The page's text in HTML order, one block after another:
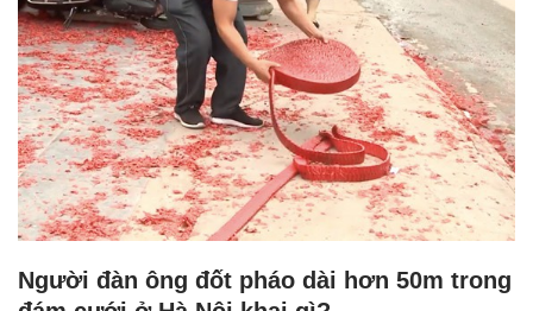
Người đàn ông đốt pháo dài hơn 50m trong